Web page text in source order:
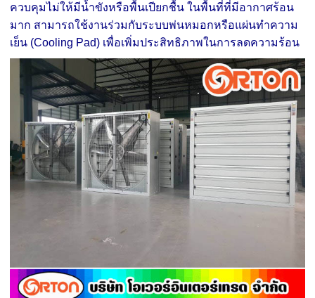
ควบคุมไม่ให้มีน้ำขังหรือพื้นเปียกชื้น ในพื้นที่ที่มีอากาศร้อน
มาก สามารถใช้งานร่วมกับระบบพ่นหมอกหรือแผ่นทำความ
เย็น (Cooling Pad) เพื่อเพิ่มประสิทธิภาพในการลดความร้อน